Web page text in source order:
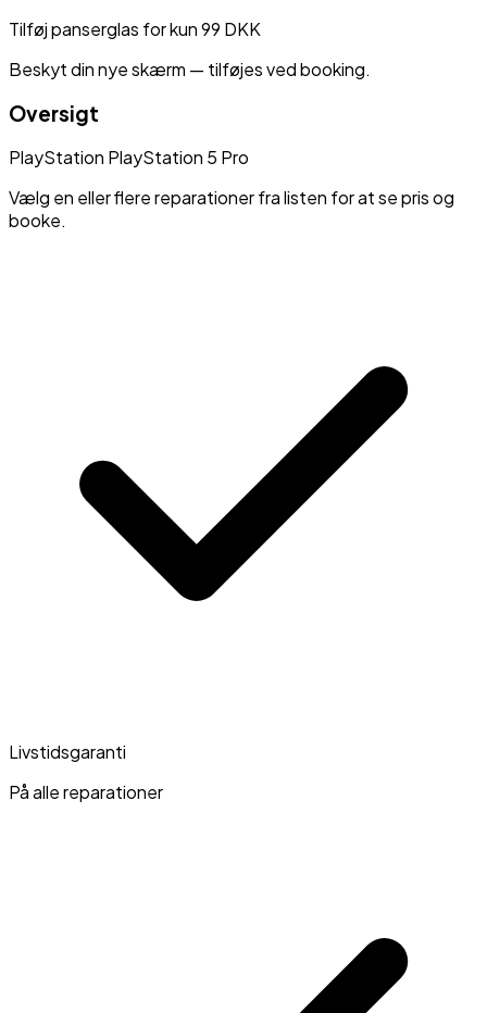
Tilføj panserglas for kun 99 DKK
Beskyt din nye skærm — tilføjes ved booking.
Oversigt
PlayStation PlayStation 5 Pro
Vælg en eller flere reparationer fra listen for at se pris og
booke.
Livstidsgaranti
På alle reparationer